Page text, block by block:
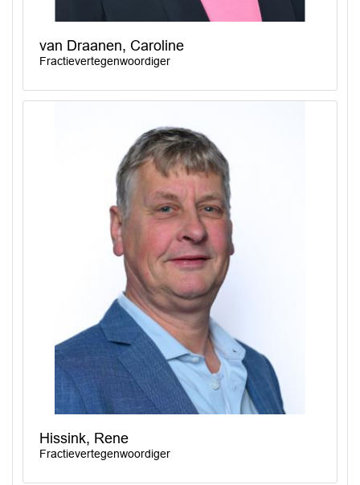
van Draanen, Caroline
Fractievertegenwoordiger
Hissink, Rene
Fractievertegenwoordiger